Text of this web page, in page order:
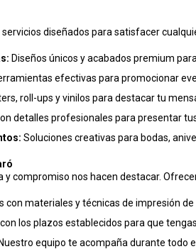
diseñados para satisfacer
Diseños únicos y acabados premium
efectivas para promocionar
roll-ups y vinilos para destacar tu
detalles profesionales para presentar
Soluciones creativas para bodas,
y compromiso nos hacen destacar.
con materiales y técnicas de impresión de
los plazos establecidos para que
Nuestro equipo te acompaña durante todo